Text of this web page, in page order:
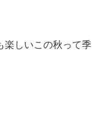
楽しいこの秋って季